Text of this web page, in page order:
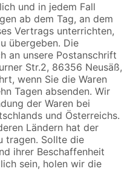
und in jedem Fall
ab dem Tag, an dem
Vertrags unterrichten,
übergeben. Die
an unsere Postanschrift
Str.2, 86356 Neusäß,
wenn Sie die Waren
Tagen absenden. Wir
der Waren bei
und Österreichs.
Ländern hat der
tragen. Sollte die
ihrer Beschaffenheit
sein, holen wir die